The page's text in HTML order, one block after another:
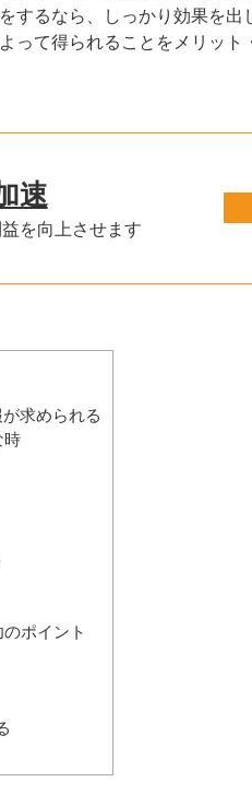
するなら、しっかり効果を出
って得られることをメリット
速
を向上させます
求められる
時
ポイント